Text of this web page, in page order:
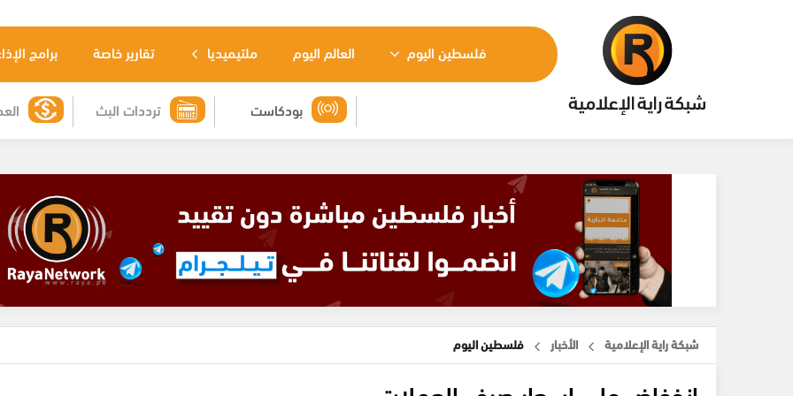
فلسطين اليوم العالم اليوم ملتيميديا تقارير خاصة برامج
ترددات البث بودكاست
شبكة راية الإعلامية الأخبار فلسطين اليوم